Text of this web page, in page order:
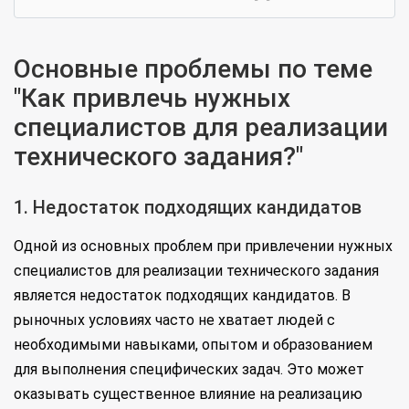
Основные проблемы по теме
"Как привлечь нужных
специалистов для реализации
технического задания?"
1. Недостаток подходящих кандидатов
Одной из основных проблем при привлечении нужных
специалистов для реализации технического задания
является недостаток подходящих кандидатов. В
рыночных условиях часто не хватает людей с
необходимыми навыками, опытом и образованием
для выполнения специфических задач. Это может
оказывать существенное влияние на реализацию